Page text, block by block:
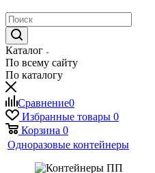
Каталог
По всему сайту
По каталогу
Сравнение0
Избранные товары 0
Корзина 0
Одноразовые контейнеры